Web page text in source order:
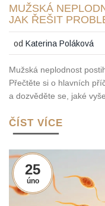
MUŽSKÁ
JAK ŘEŠIT
odKaterina Poláková
Mužská neplodnost
Přečtěte si o hlavních
a dozvěděte se, jaké
ČÍST VÍCE
25
úno